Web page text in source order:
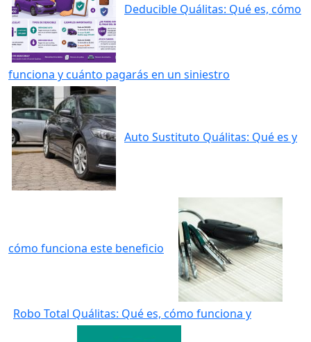
Deducible Quálitas: Qué es, cómo
funciona y cuánto pagarás en un siniestro
Auto Sustituto Quálitas: Qué es y
cómo funciona este beneficio
Robo Total Quálitas: Qué es, cómo funciona y